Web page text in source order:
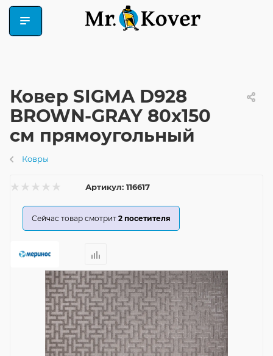
Ковер SIGMA D928
BROWN-GRAY 80x150
см прямоугольный
Ковры
Артикул: 116617
Сейчас товар смотрит 2 посетителя